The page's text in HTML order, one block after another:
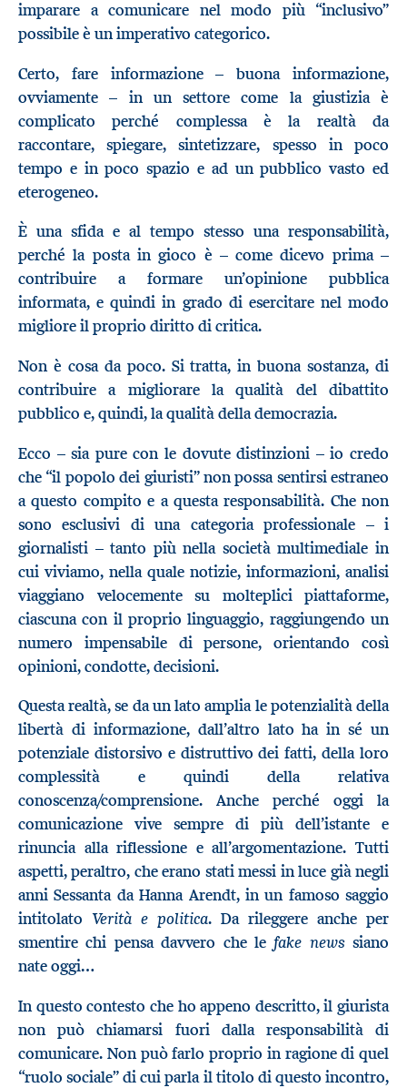
imparare a comunicare nel modo più “inclusivo”
possibile è un imperativo categorico.
Certo, fare informazione – buona informazione,
ovviamente– in un settore come la giustizia è
complicato perché complessa è la realtà da
raccontare, spiegare, sintetizzare, spesso in poco
tempo e in poco spazio e ad un pubblico vasto ed
eterogeneo.
È una sfida e al tempo stesso una responsabilità,
perché la posta in gioco è – come dicevo prima –
contribuire a formare un’opinione pubblica
informata, e quindi in grado di esercitare nel modo
migliore il proprio diritto di critica.
Non è cosa da poco. Si tratta, in buona sostanza, di
contribuire a migliorare la qualità del dibattito
pubblico e, quindi, la qualità della democrazia.
Ecco – sia pure con le dovute distinzioni – io credo
che “il popolo dei giuristi” non possa sentirsi estraneo
a questo compito e a questa responsabilità. Che non
sono esclusivi di una categoria professionale –i
giornalisti –tanto più nella società multimediale in
cui viviamo, nella quale notizie, informazioni, analisi
viaggiano velocemente su molteplici piattaforme,
ciascuna con il proprio linguaggio, raggiungendo un
numero impensabile di persone, orientando così
opinioni, condotte, decisioni.
Questa realtà, se da un lato amplia le potenzialità della
libertà di informazione, dall’altro lato ha in sé un
potenziale distorsivo e distruttivo dei fatti, della loro
complessità e quindi della relativa
conoscenza/comprensione. Anche perché oggi la
comunicazione vive sempre di più dell’istante e
rinuncia alla riflessione e all’argomentazione. Tutti
aspetti, peraltro, che erano stati messi in luce già negli
anni Sessanta da Hanna Arendt, in un famoso saggio
intitolato Verità e politica. Da rileggere anche per
smentire chi pensa davvero che lefake newssiano
nate oggi…
In questo contesto che ho appeno descritto, il giurista
non può chiamarsi fuori dalla responsabilità di
comunicare. Non può farlo proprio in ragione di quel
“ruolo sociale” di cui parla il titolo di questo incontro,